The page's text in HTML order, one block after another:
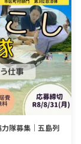
力隊募集｜五島列